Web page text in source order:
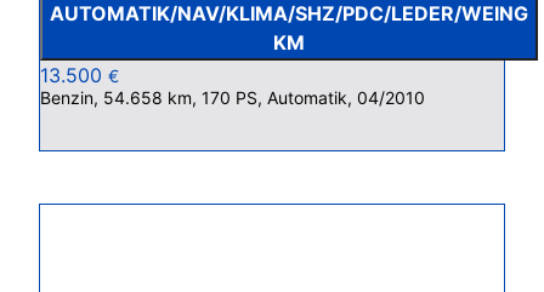
AUTOMATIK/NAV/KLIMA/SHZ/PDC/LEDER/WEING
KM
13.500 €
Benzin, 54.658 km, 170 PS, Automatik, 04/2010